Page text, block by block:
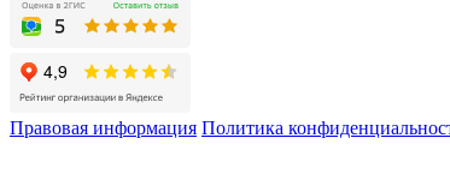
Правовая информация Политика